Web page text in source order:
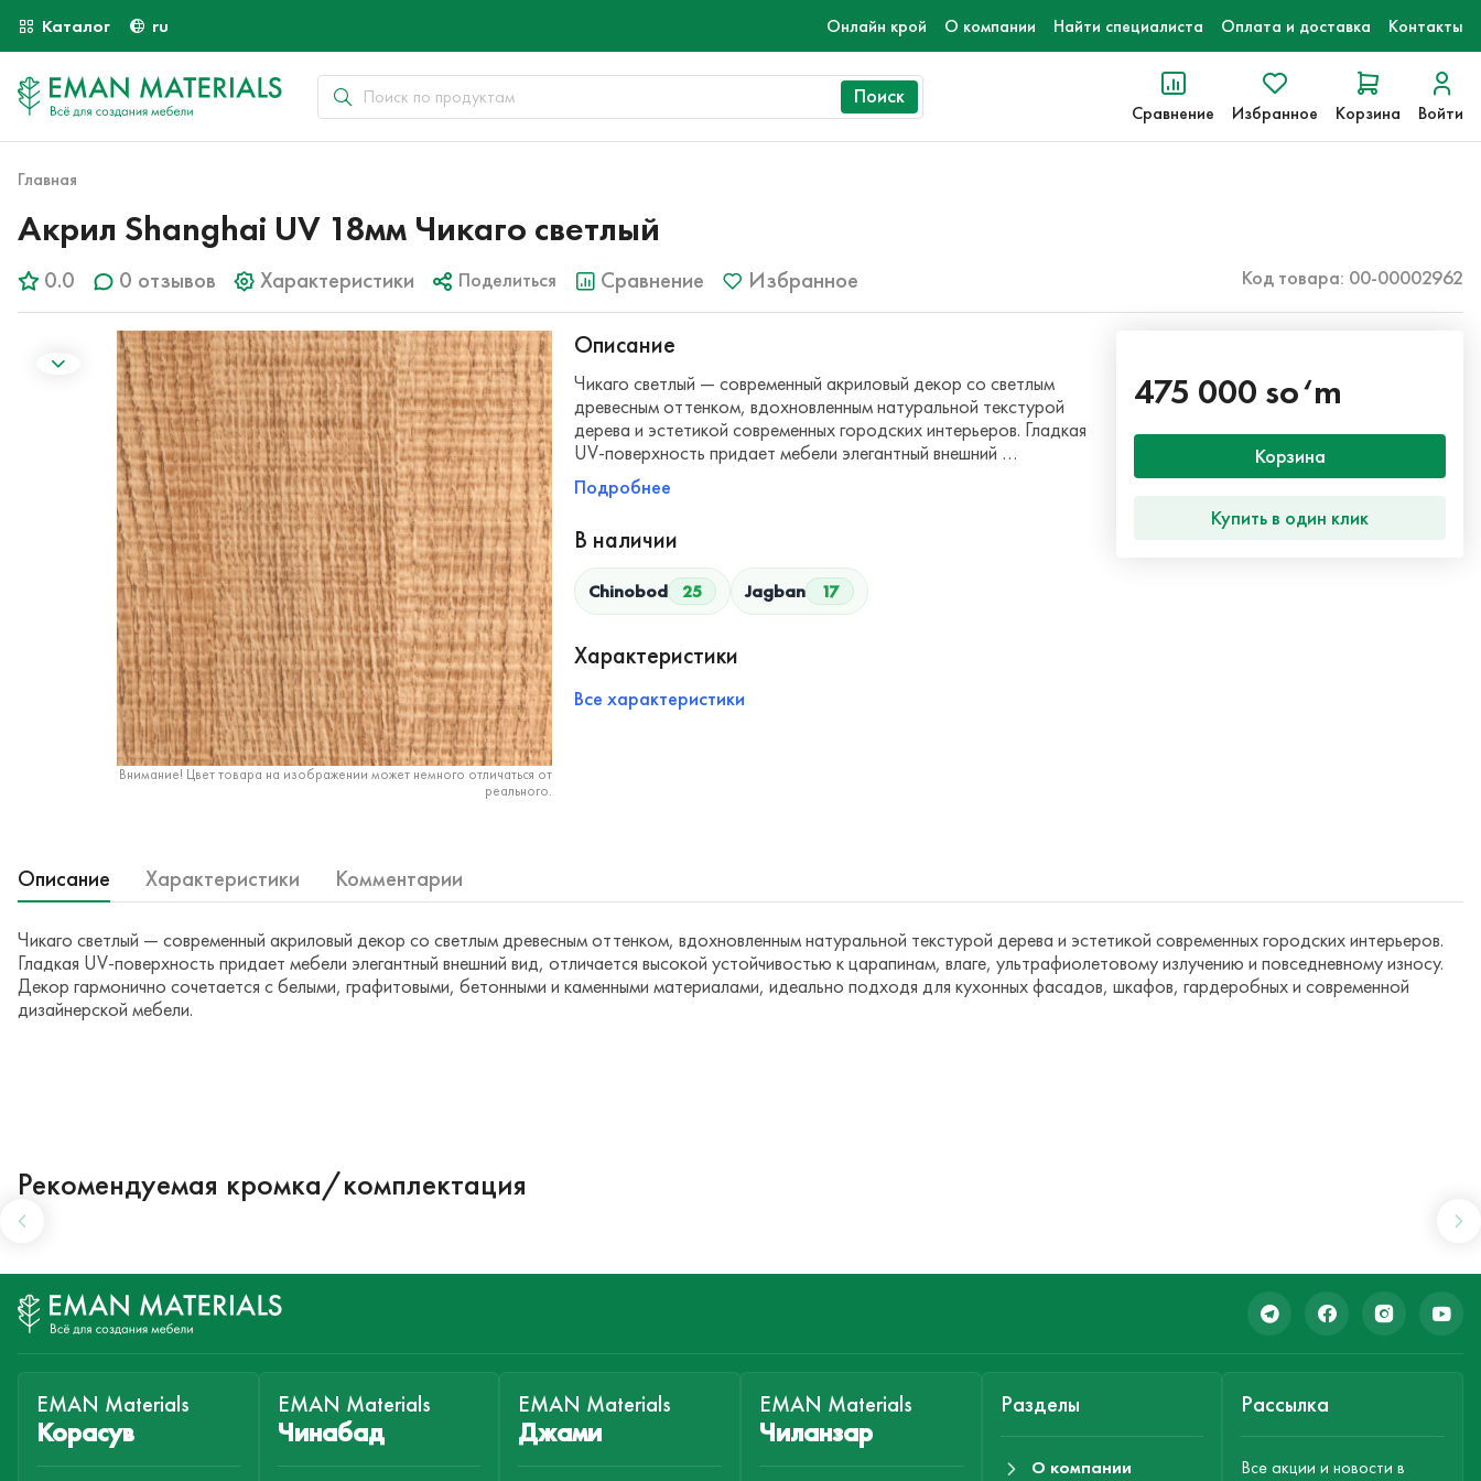
Каталог ru Онлайн крой О компании Найти специалиста Оплата и доставка Контакты
Поиск
Сравнение Избранное Корзина Войти
Главная
Акрил Shanghai UV 18мм Чикаго светлый
0.0 0 отзывов Характеристики Поделиться Сравнение Избранное Код товара: 00-00002962
Внимание! Цвет товара на изображении может немного отличаться от
реального.
Описание
Чикаго светлый — современный акриловый декор со светлым
древесным оттенком, вдохновленным натуральной текстурой
дерева и эстетикой современных городских интерьеров. Гладкая
UV-поверхность придает мебели элегантный внешний …
Подробнее
В наличии
Chinobod 25 Jagban 17
Характеристики
Все характеристики
475 000 so‘m
Корзина
Купить в один клик
Описание Характеристики Комментарии
Чикаго светлый — современный акриловый декор со светлым древесным оттенком, вдохновленным натуральной текстурой дерева и эстетикой современных городских интерьеров.
Гладкая UV-поверхность придает мебели элегантный внешний вид, отличается высокой устойчивостью к царапинам, влаге, ультрафиолетовому излучению и повседневному износу.
Декор гармонично сочетается с белыми, графитовыми, бетонными и каменными материалами, идеально подходя для кухонных фасадов, шкафов, гардеробных и современной
дизайнерской мебели.
Рекомендуемая кромка/комплектация
EMAN Materials
Корасув
EMAN Materials
Чинабад
EMAN Materials
Джами
EMAN Materials
Чиланзар
Разделы
О компании
Рассылка
Все акции и новости в